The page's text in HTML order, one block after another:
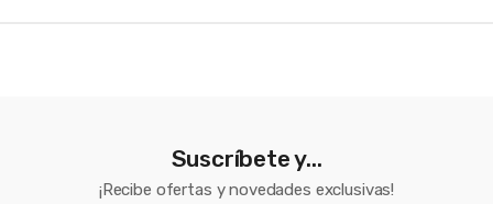
Suscríbete y...
¡Recibe ofertas y novedades exclusivas!